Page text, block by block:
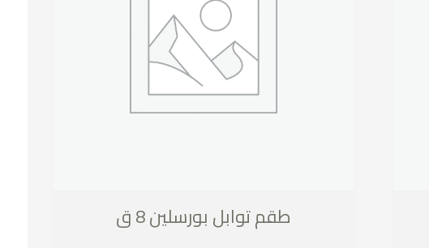
طقم توابل بورسلين 8 ق